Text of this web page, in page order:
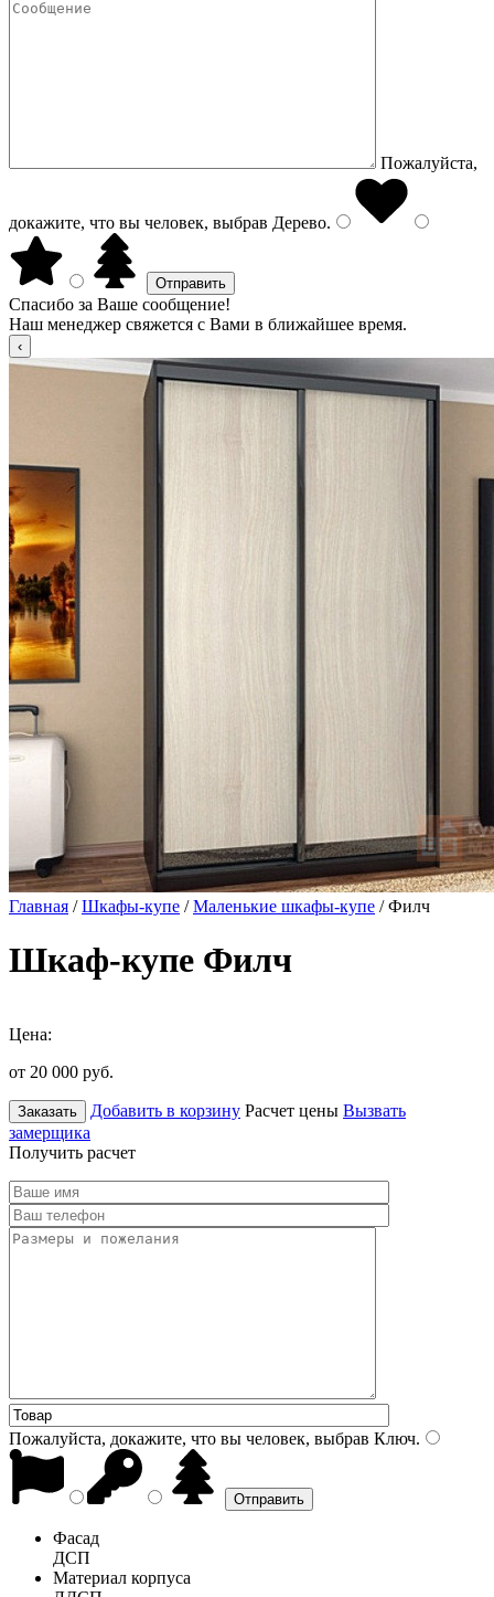
Пожалуйста,
докажите, что вы человек, выбрав Дерево.
Спасибо за Ваше сообщение!
Наш менеджер свяжется с Вами в ближайшее время.
Главная /Шкафы-купе /Маленькие шкафы-купе / Филч
Шкаф-купе Филч
Цена:
от 20 000 руб.
Заказать Добавить в корзину Расчет цены Вызвать
замерщика
Получить расчет
Пожалуйста, докажите, что вы человек, выбрав Ключ.
Фасад
ДСП
Материал корпуса